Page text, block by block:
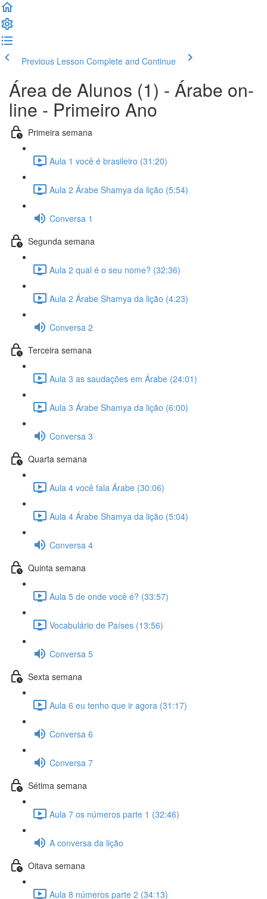
Previous Lesson Complete and Continue
Área de Alunos (1) - Árabe on-
line - Primeiro Ano
Primeira semana
Aula 1 você é brasileiro (31:20)
Aula 2 Árabe Shamya da lição (5:54)
Conversa 1
Segunda semana
Aula 2 qual é o seu nome? (32:36)
Aula 2 Árabe Shamya da lição (4:23)
Conversa 2
Terceira semana
Aula 3 as saudações em Árabe (24:01)
Aula 3 Árabe Shamya da lição (6:00)
Conversa 3
Quarta semana
Aula 4 você fala Árabe (30:06)
Aula 4 Árabe Shamya da lição (5:04)
Conversa 4
Quinta semana
Aula 5 de onde você é? (33:57)
Vocabulário de Países (13:56)
Conversa 5
Sexta semana
Aula 6 eu tenho que ir agora (31:17)
Conversa 6
Conversa 7
Sétima semana
Aula 7 os números parte 1 (32:46)
A conversa da lição
Oitava semana
Aula 8 números parte 2 (34:13)